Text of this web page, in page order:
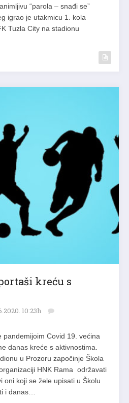
“parola – snađi se”
igrao je utakmicu 1. kola
Tuzla City na stadionu
kreću s
10:23h
pandemijoim Covid 19. većina
danas kreće s aktivnostima.
u Prozoru započinje Škola
HNK Rama održavati
oni koji se žele upisati u Školu
i danas…